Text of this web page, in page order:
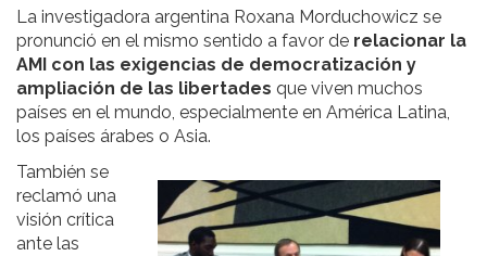
La investigadora argentina Roxana Morduchowicz se
pronunció en el mismo sentido a favor de relacionar la
AMI con las exigencias de democratización y
ampliación de las libertades que viven muchos
países en el mundo, especialmente en América Latina,
los países árabes o Asia.
También se
reclamó una
visión crítica
ante las